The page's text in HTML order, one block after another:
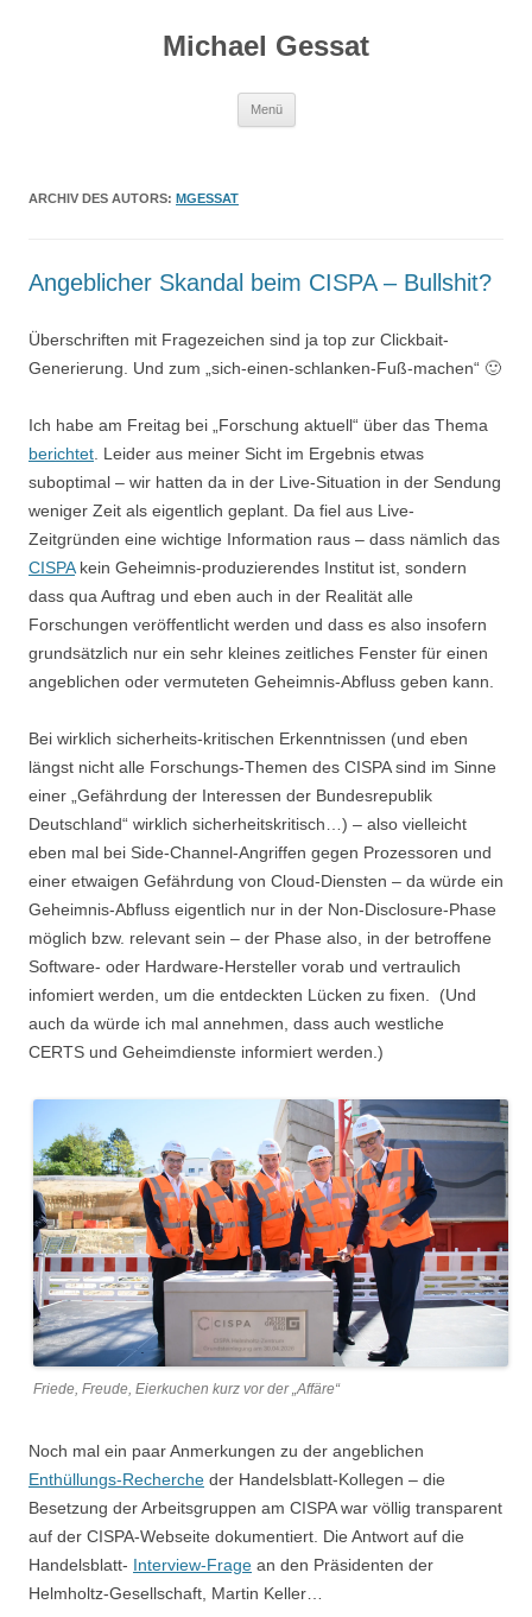
Michael Gessat
Menü
ARCHIV DES AUTORS: MGESSAT
Angeblicher Skandal beim CISPA – Bullshit?
Überschriften mit Fragezeichen sind ja top zur Clickbait-
Generierung. Und zum „sich-einen-schlanken-Fuß-machen“ 🙂
Ich habe am Freitag bei „Forschung aktuell“ über das Thema
berichtet . Leider aus meiner Sicht im Ergebnis etwas
suboptimal – wir hatten da in der Live-Situation in der Sendung
weniger Zeit als eigentlich geplant. Da fiel aus Live-
Zeitgründen eine wichtige Information raus – dass nämlich das
CISPAkein Geheimnis-produzierendes Institut ist, sondern
dass qua Auftrag und eben auch in der Realität alle
Forschungen veröffentlicht werden und dass es also insofern
grundsätzlich nur ein sehr kleines zeitliches Fenster für einen
angeblichen oder vermuteten Geheimnis-Abfluss geben kann.
Bei wirklich sicherheits-kritischen Erkenntnissen (und eben
längst nicht alle Forschungs-Themen des CISPA sind im Sinne
einer „Gefährdung der Interessen der Bundesrepublik
Deutschland“ wirklich sicherheitskritisch…) – also vielleicht
eben mal bei Side-Channel-Angriffen gegen Prozessoren und
einer etwaigen Gefährdung von Cloud-Diensten – da würde ein
Geheimnis-Abfluss eigentlich nur in der Non-Disclosure-Phase
möglich bzw. relevant sein – der Phase also, in der betroffene
Software- oder Hardware-Hersteller vorab und vertraulich
infomiert werden, um die entdeckten Lücken zu fixen. (Und
auch da würde ich mal annehmen, dass auch westliche
CERTS und Geheimdienste informiert werden.)
Friede, Freude, Eierkuchen kurz vor der „Affäre“
Noch mal ein paar Anmerkungen zu der angeblichen
Enthüllungs-Recherche der Handelsblatt-Kollegen – die
Besetzung der Arbeitsgruppen am CISPA war völlig transparent
auf der CISPA-Webseite dokumentiert. Die Antwort auf die
Handelsblatt- Interview-Frage an den Präsidenten der
Helmholtz-Gesellschaft, Martin Keller…